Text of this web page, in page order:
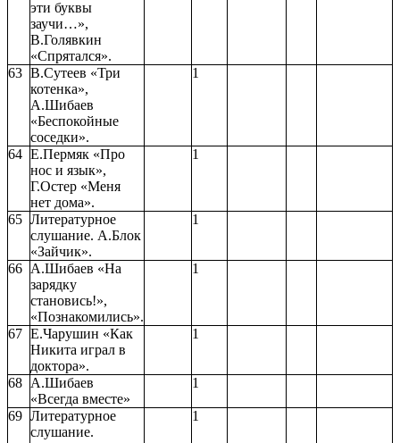
эти буквы
заучи…»,
В.Голявкин
«Спрятался».
63 В.Сутеев «Три
котенка»,
А.Шибаев
«Беспокойные
соседки».
1
64 Е.Пермяк «Про
нос и язык»,
Г.Остер «Меня
нет дома».
1
65 Литературное
слушание. А.Блок
«Зайчик».
1
66 А.Шибаев «На
зарядку
становись!»,
«Познакомились».
1
67 Е.Чарушин «Как
Никита играл в
доктора».
1
68 А.Шибаев
«Всегда вместе»
1
69 Литературное
слушание.
1